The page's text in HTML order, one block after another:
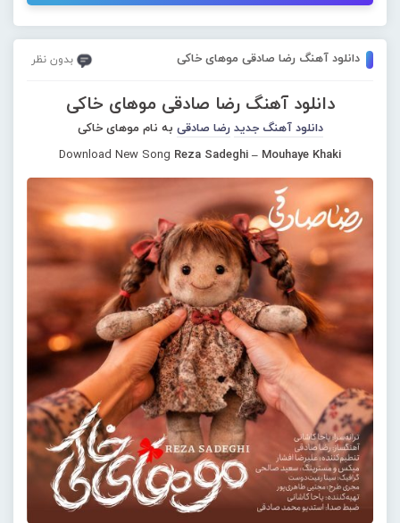
دانلود آهنگ رضا صادقی موهای خاکی بدون نظر
دانلود آهنگ رضا صادقی موهای خاکی
دانلود آهنگ جدید رضا صادقی به نام موهای خاکی
Download New Song Reza Sadeghi – Mouhaye Khaki